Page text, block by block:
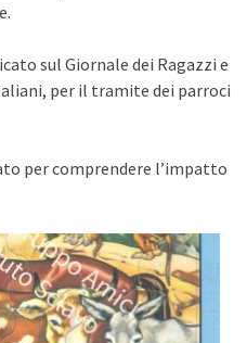
sul Giornale dei Ragazzi e
per il tramite dei parroci
per comprendere l’impatto